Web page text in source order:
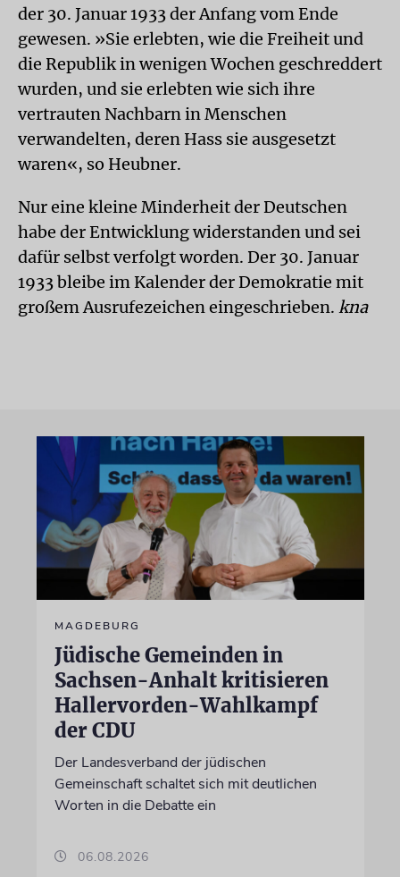
der 30. Januar 1933 der Anfang vom Ende
gewesen. »Sie erlebten, wie die Freiheit und
die Republik in wenigen Wochen geschreddert
wurden, und sie erlebten wie sich ihre
vertrauten Nachbarn in Menschen
verwandelten, deren Hass sie ausgesetzt
waren«, so Heubner.
Nur eine kleine Minderheit der Deutschen
habe der Entwicklung widerstanden und sei
dafür selbst verfolgt worden. Der 30. Januar
1933 bleibe im Kalender der Demokratie mit
großem Ausrufezeichen eingeschrieben. kna
MAGDEBURG
Jüdische Gemeinden in
Sachsen-Anhalt kritisieren
Hallervorden-Wahlkampf
der CDU
Der Landesverband der jüdischen
Gemeinschaft schaltet sich mit deutlichen
Worten in die Debatte ein
06.08.2026